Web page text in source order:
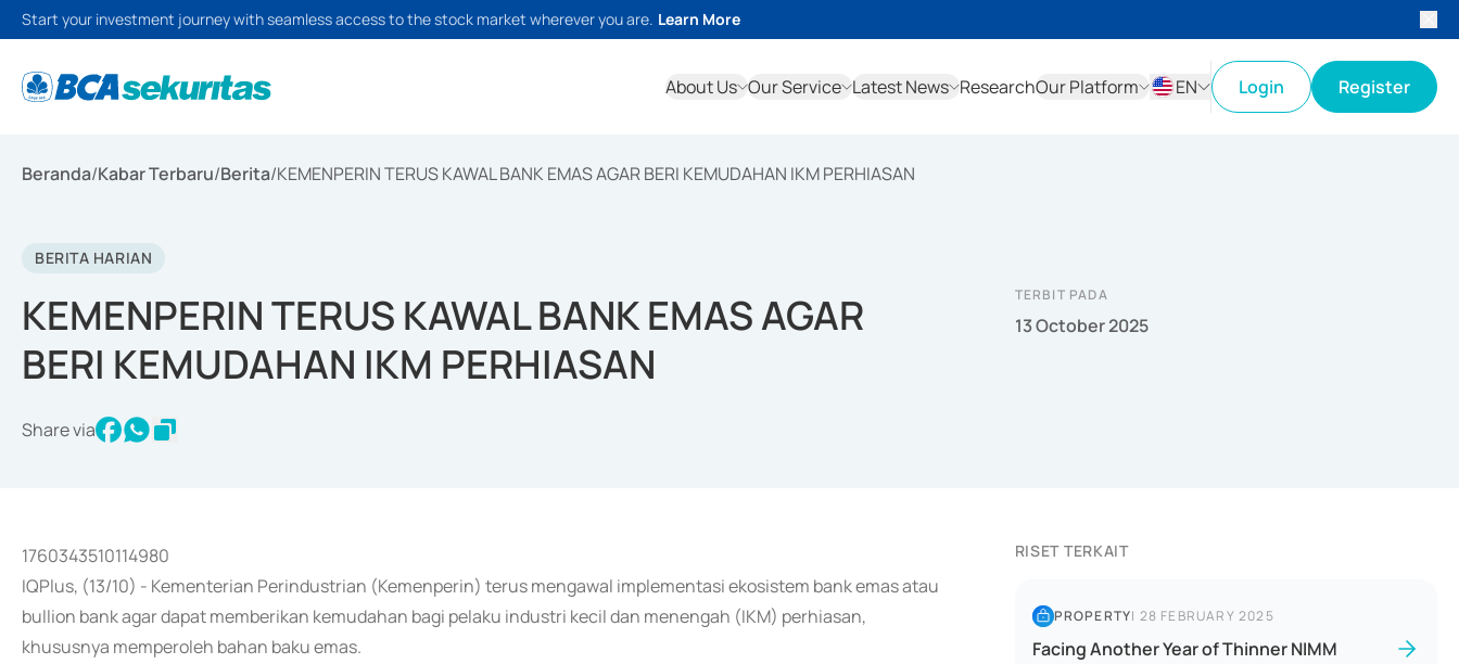
Start your investment journey with seamless access to the stock market wherever you are. Learn More
About Us Our Service Latest News ResearchOur Platform
EN
Login Register
Beranda/Kabar Terbaru/Berita/KEMENPERIN TERUS KAWAL BANK EMAS AGAR BERI KEMUDAHAN IKM PERHIASAN
BERITA HARIAN
KEMENPERIN TERUS KAWAL BANK EMAS AGAR
BERI KEMUDAHAN IKM PERHIASAN
Share via
TERBIT PADA
13 October 2025
1760343510114980
IQPlus, (13/10) - Kementerian Perindustrian (Kemenperin) terus mengawal implementasi ekosistem bank emas atau
bullion bank agar dapat memberikan kemudahan bagi pelaku industri kecil dan menengah (IKM) perhiasan,
khususnya memperoleh bahan baku emas.
RISET TERKAIT
PROPERTY| 28 FEBRUARY 2025
Facing Another Year of Thinner NIMM